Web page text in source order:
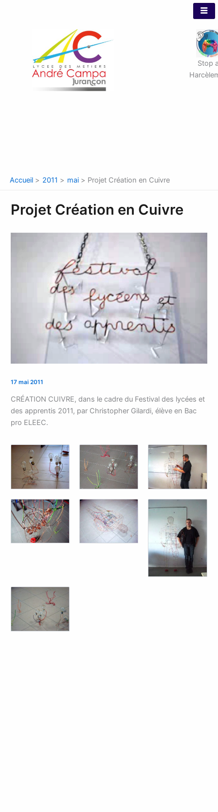
Stop
Accueil 2011 mai Projet Création en Cuivre
Projet Création en Cuivre
17 mai 2011
CRÉATION CUIVRE, dans le cadre du Festival des lycées et
des apprentis 2011, par Christopher Gilardi, élève en Bac
pro ELEEC.